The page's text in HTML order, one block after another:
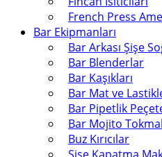
French Press
Bar Ekipmanları
Bar Arkası Şişe
Bar Blenderlar
Bar Kaşıkları
Bar Mat ve
Bar Pipetlik
Bar Mojito
Buz Kırıcılar